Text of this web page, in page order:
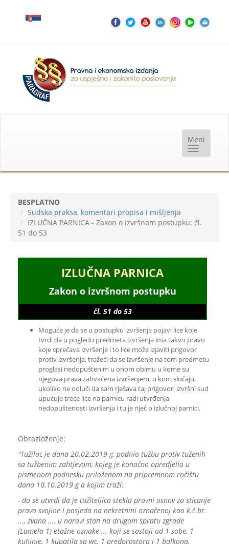
BESPLATNO
Sudska praksa, komentari propisa i mišljenja
IZLUČNA PARNICA - Zakon o izvršnom postupku: čl.
51 do 53
IZLUČNA PARNICA
Zakon o izvršnom postupku
čl. 51 do 53
Moguće je da se u postupku izvršenja pojavi lice koje
tvrdi da u pogledu predmeta izvršenja ima takvo pravo
koje sprečava izvršenje i to lice može izjaviti prigovor
protiv izvršenja, tražeći da se izvršenje na tom predmetu
proglasi nedopuštenim u onom obimu u kome su
njegova prava zahvaćena izvršenjem, u kom slučaju,
ukoliko ne odluči da sam rješava taj prigovor, izvršni sud
upućuje treće lice na parnicu radi utvrđenja
nedopuštenosti izvršenja i tu je riječ o izlučnoj parnici.
Obrazloženje:
"Tužilac je dana 20.02.2019 g, podnio tužbu protiv tuženih
sa tužbenim zahtjevom, kojeg je konačno opredjelio u
pismenom podnesku priloženom na pripremnom ročištu
dana 10.10.2019 g a kojim traži:
- da se utvrdi da je tužiteljica stekla pravni osnov za sticanje
prava svojine i posjeda na nekretnini označenoj kao k.č.br.
..., zvana ..., u naravi stan na drugom spratu zgrade
(Lamela 1) etažne oznake ... koji se sastoji od 1 sobe, 1
kuhinje, 1 kupatila sa wc, 1 predprostora i 1 balkona,